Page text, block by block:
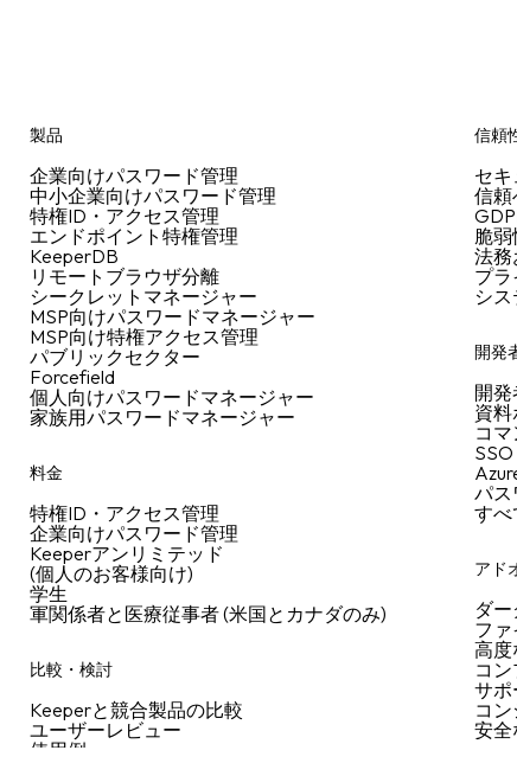
製品
企業向けパスワード管理
中小企業向けパスワード管理
特権ID・アクセス管理
エンドポイント特権管理
KeeperDB
リモートブラウザ分離
シークレットマネージャー
MSP向けパスワードマネージャー
MSP向け特権アクセス管理
パブリックセクター
Forcefield
個人向けパスワードマネージャー
家族用パスワードマネージャー
料金
特権ID・アクセス管理
企業向けパスワード管理
Keeperアンリミテッド
(個人のお客様向け)
学生
軍関係者と医療従事者 (米国とカナダのみ)
比較・検討
Keeperと競合製品の比較
ユーザーレビュー
使用例
信頼
セキ
信頼
脆
法務
プ
シ
開発
開発
資
コ
パス
す
アド
ダ
フ
高度
コ
サポ
コ
安全